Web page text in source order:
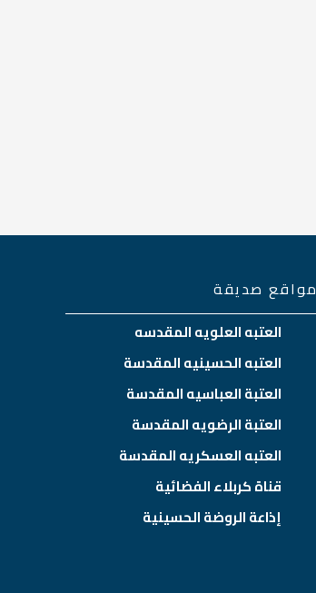
مواقع صديقة
العتبه العلويه المقدسه
العتبه الحسينيه المقدسة
العتبة العباسيه المقدسة
العتبة الرضويه المقدسة
العتبه العسكريه المقدسة
قناة كربلاء الفضائية
إذاعة الروضة الحسينية